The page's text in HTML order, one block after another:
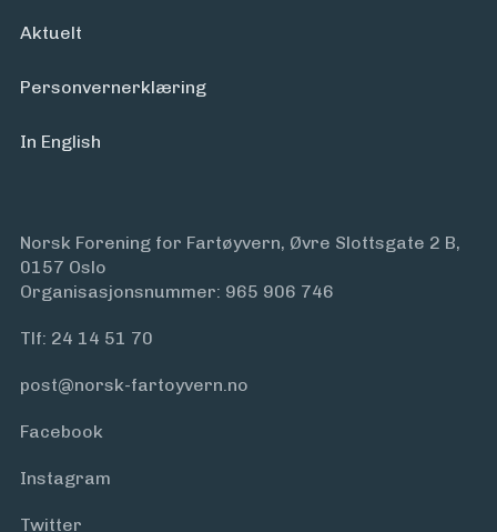
Aktuelt
Personvern­erklæring
In English
Norsk Forening for Fartøyvern, Øvre Slottsgate 2 B,
0157 Oslo
Organisasjonsnummer: 965 906 746
Tlf: 24 14 51 70
post@norsk-fartoyvern.no
Facebook
Instagram
Twitter